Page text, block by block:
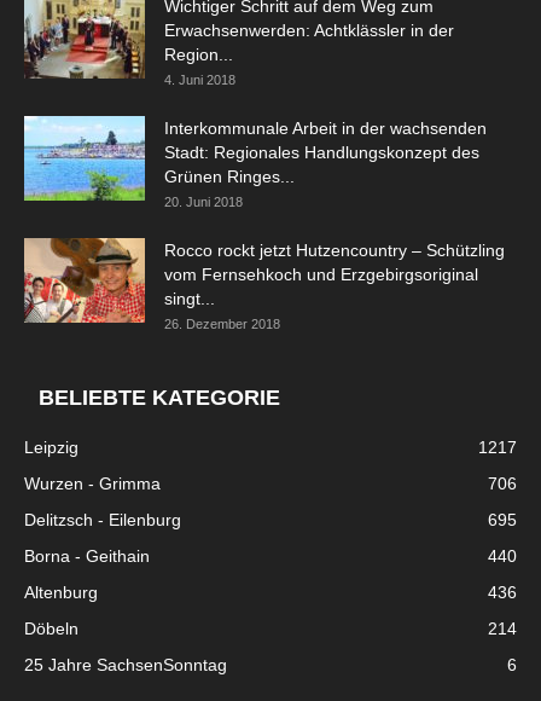
Wichtiger Schritt auf dem Weg zum
Erwachsenwerden: Achtklässler in der
Region...
4. Juni 2018
Interkommunale Arbeit in der wachsenden
Stadt: Regionales Handlungskonzept des
Grünen Ringes...
20. Juni 2018
Rocco rockt jetzt Hutzencountry – Schützling
vom Fernsehkoch und Erzgebirgsoriginal
singt...
26. Dezember 2018
BELIEBTE KATEGORIE
Leipzig
1217
Wurzen - Grimma
706
Delitzsch - Eilenburg
695
Borna - Geithain
440
Altenburg
436
Döbeln
214
25 Jahre SachsenSonntag
6